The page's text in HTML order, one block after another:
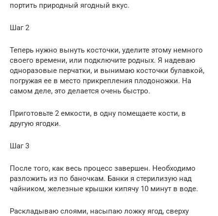
портить природный ягодный вкус.
Шаг 2
Теперь нужно вынуть косточки, уделите этому немного
своего времени, или подключите родных. Я надеваю
одноразовые перчатки, и вынимаю косточки булавкой,
погружая ее в место прикрепления плодоножки. На
самом деле, это делается очень быстро.
Приготовьте 2 емкости, в одну помещаете кости, в
другую ягодки.
Шаг 3
После того, как весь процесс завершен. Необходимо
разложить из по баночкам. Банки я стерилизую над
чайником, железные крышки кипячу 10 минут в воде.
Раскладываю слоями, насыпаю ложку ягод, сверху